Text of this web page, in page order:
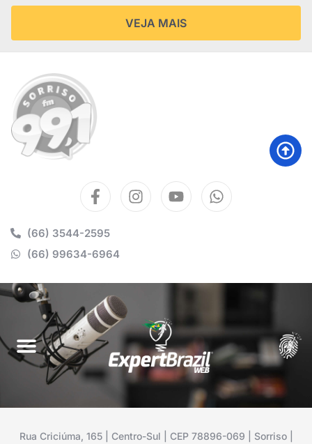
VEJA MAIS
(66) 3544-2595
(66) 99634-6964
Rua Criciúma, 165 | Centro-Sul | CEP 78896-069 | Sorriso |